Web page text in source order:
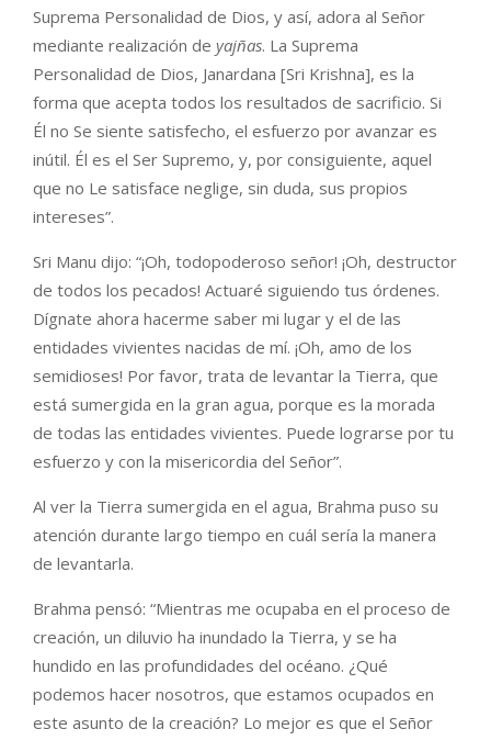
Suprema Personalidad de Dios, y así, adora al Señor
mediante realización de yajñas. La Suprema
Personalidad de Dios, Janardana [Sri Krishna], es la
forma que acepta todos los resultados de sacrificio. Si
Él no Se siente satisfecho, el esfuerzo por avanzar es
inútil. Él es el Ser Supremo, y, por consiguiente, aquel
que no Le satisface neglige, sin duda, sus propios
intereses”.
Sri Manu dijo: “¡Oh, todopoderoso señor! ¡Oh, destructor
de todos los pecados! Actuaré siguiendo tus órdenes.
Dígnate ahora hacerme saber mi lugar y el de las
entidades vivientes nacidas de mí. ¡Oh, amo de los
semidioses! Por favor, trata de levantar la Tierra, que
está sumergida en la gran agua, porque es la morada
de todas las entidades vivientes. Puede lograrse por tu
esfuerzo y con la misericordia del Señor”.
Al ver la Tierra sumergida en el agua, Brahma puso su
atención durante largo tiempo en cuál sería la manera
de levantarla.
Brahma pensó: “Mientras me ocupaba en el proceso de
creación, un diluvio ha inundado la Tierra, y se ha
hundido en las profundidades del océano. ¿Qué
podemos hacer nosotros, que estamos ocupados en
este asunto de la creación? Lo mejor es que el Señor